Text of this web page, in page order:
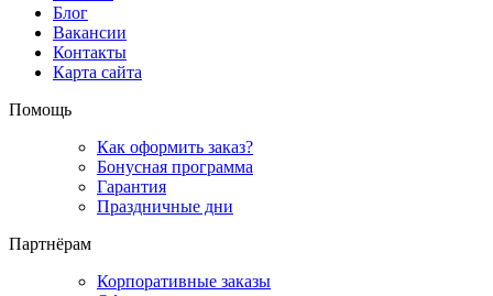
Блог
Вакансии
Контакты
Карта сайта
Помощь
Как оформить заказ?
Бонусная программа
Гарантия
Праздничные дни
Партнёрам
Корпоративные заказы